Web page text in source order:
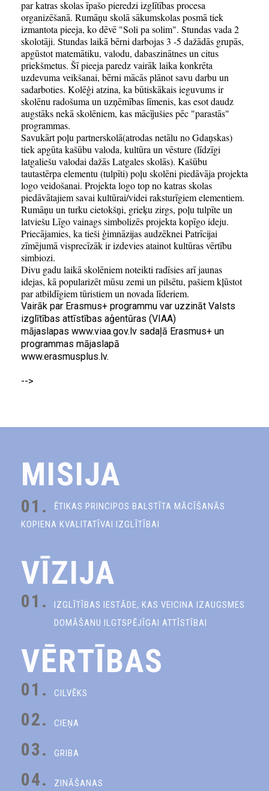
par katras skolas īpašo pieredzi izglītības procesa
organizēšanā. Rumāņu skolā sākumskolas posmā tiek
izmantota pieeja, ko dēvē "Soli pa solim". Stundas vada 2
skolotāji. Stundas laikā bērni darbojas 3 -5 dažādās grupās,
apgūstot matemātiku, valodu, dabaszinātnes un citus
priekšmetus. Šī pieeja paredz vairāk laika konkrēta
uzdevuma veikšanai, bērni mācās plānot savu darbu un
sadarboties. Kolēģi atzina, ka būtiskākais ieguvums ir
skolēnu radošuma un uzņēmības līmenis, kas esot daudz
augstāks nekā skolēniem, kas mācījušies pēc "parastās"
programmas.
Savukārt poļu partnerskolā(atrodas netālu no Gdaņskas)
tiek apgūta kašūbu valoda, kultūra un vēsture (līdzīgi
latgaliešu valodai dažās Latgales skolās). Kašūbu
tautastērpa elementu (tulpīti) poļu skolēni piedāvāja projekta
logo veidošanai. Projekta logo top no katras skolas
piedāvātajiem savai kultūrai/videi raksturīgiem elementiem.
Rumāņu un turku cietokšņi, grieķu zirgs, poļu tulpīte un
latviešu Līgo vainags simbolizēs projekta kopīgo ideju.
Priecājamies, ka tieši ģimnāzijas audzēknei Patrīcijai
zīmējumā visprecīzāk ir izdevies atainot kultūras vērtību
simbiozi.
Divu gadu laikā skolēniem noteikti radīsies arī jaunas
idejas, kā popularizēt mūsu zemi un pilsētu, pašiem kļūstot
par atbildīgiem tūristiem un novada līderiem.
Vairāk par Erasmus+ programmu var uzzināt Valsts
izglītības attīstības aģentūras (VIAA)
mājaslapas www.viaa.gov.lv sadaļā Erasmus+ un
programmas mājaslapā
www.erasmusplus.lv.
-->
MISIJA
01.
ĒTIKAS PRINCIPOS BALSTĪTA MĀCĪŠANĀS
KOPIENA KVALITATĪVAI IZGLĪTĪBAI
VĪZIJA
01.
IZGLĪTĪBAS IESTĀDE, KAS VEICINA IZAUGSMES
DOMĀŠANU ILGTSPĒJĪGAI ATTĪSTĪBAI
VĒRTĪBAS
01. CILVĒKS
02. CIEŅA
03. GRIBA
04. ZINĀŠANAS